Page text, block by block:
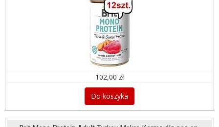
102,00 zł
Do koszyka